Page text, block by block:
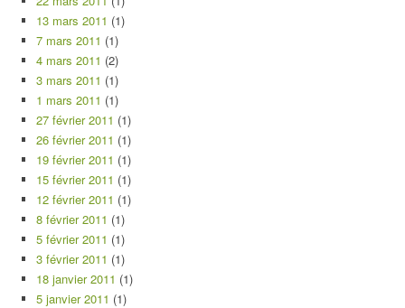
13 mars 2011 (1)
7 mars 2011 (1)
4 mars 2011 (2)
3 mars 2011 (1)
1 mars 2011 (1)
27 février 2011 (1)
26 février 2011 (1)
19 février 2011 (1)
15 février 2011 (1)
12 février 2011 (1)
8 février 2011 (1)
5 février 2011 (1)
3 février 2011 (1)
18 janvier 2011 (1)
5 janvier 2011 (1)